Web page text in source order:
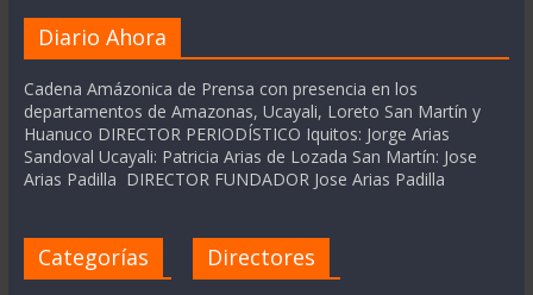
Diario Ahora
Cadena Amázonica de Prensa con presencia en los
departamentos de Amazonas, Ucayali, Loreto San Martín y
Huanuco DIRECTOR PERIODÍSTICO Iquitos: Jorge Arias
Sandoval Ucayali: Patricia Arias de Lozada San Martín: Jose
Arias Padilla DIRECTOR FUNDADOR Jose Arias Padilla
Categorías Directores